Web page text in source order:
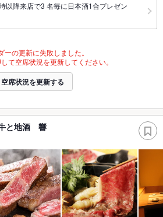
以降来店で3 名毎に日本酒1合プレゼン
ーの更新に失敗しました。
て空席状況を更新してください。
空席状況を更新する
と地酒 響